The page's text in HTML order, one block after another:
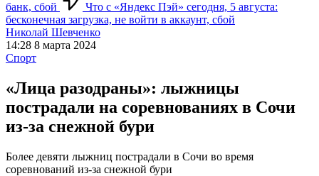
банк, сбой
Что с «Яндекс Пэй» сегодня, 5 августа:
бесконечная загрузка, не войти в аккаунт, сбой
Николай Шевченко
14:28 8 марта 2024
Спорт
«Лица разодраны»: лыжницы
пострадали на соревнованиях в Сочи
из-за снежной бури
Более девяти лыжниц пострадали в Сочи во время
соревнований из-за снежной бури